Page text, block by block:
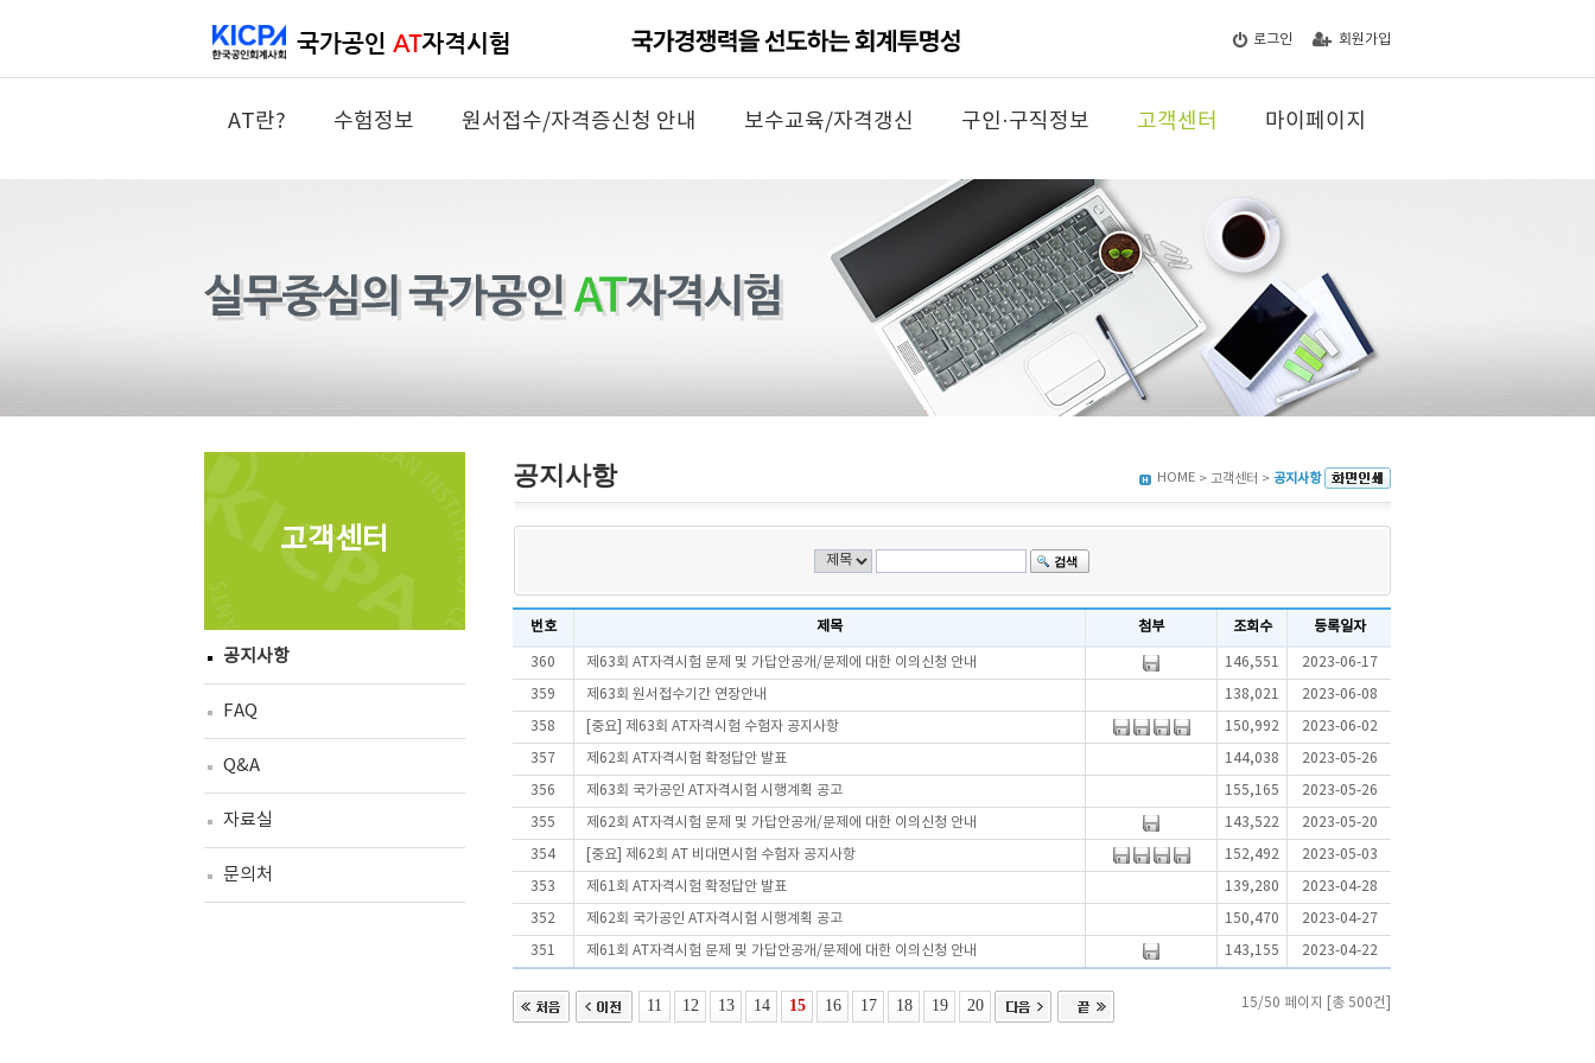
로그인 회원가입
AT란? 수험정보 원서접수/자격증신청 안내 보수교육/자격갱신 구인·구직정보 고객센터 마이페이지
고객센터
공지사항
FAQ
Q&A
자료실
문의처
공지사항 HOME > 고객센터 > 공지사항
번호 제목 첨부 조회수 등록일자
360 제63회 AT자격시험 문제 및 가답안공개/문제에 대한 이의신청 안내 146,551 2023-06-17
359 제63회 원서접수기간 연장안내 138,021 2023-06-08
358 [중요] 제63회 AT자격시험 수험자 공지사항 150,992 2023-06-02
357 제62회 AT자격시험 확정답안 발표 144,038 2023-05-26
356 제63회 국가공인 AT자격시험 시행계획 공고 155,165 2023-05-26
355 제62회 AT자격시험 문제 및 가답안공개/문제에 대한 이의신청 안내 143,522 2023-05-20
354 [중요] 제62회 AT 비대면시험 수험자 공지사항 152,492 2023-05-03
353 제61회 AT자격시험 확정답안 발표 139,280 2023-04-28
352 제62회 국가공인 AT자격시험 시행계획 공고 150,470 2023-04-27
351 제61회 AT자격시험 문제 및 가답안공개/문제에 대한 이의신청 안내 143,155 2023-04-22
11 12 13 14 15 16 17 18 19 20 15/50 페이지 [총 500건]